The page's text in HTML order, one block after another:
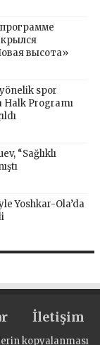
высота»
spor
Halk Programı
“Sağlıklı
Yoshkar-Ola’da
İletişim
kopyalanması